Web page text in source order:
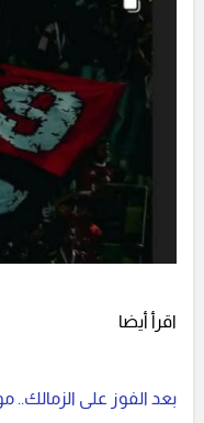
اقرأ أيضا
بعد الفوز على الزمالك..